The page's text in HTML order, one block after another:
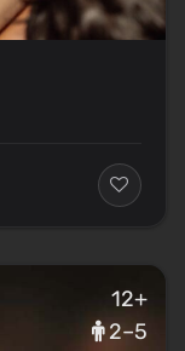
12+
2–5